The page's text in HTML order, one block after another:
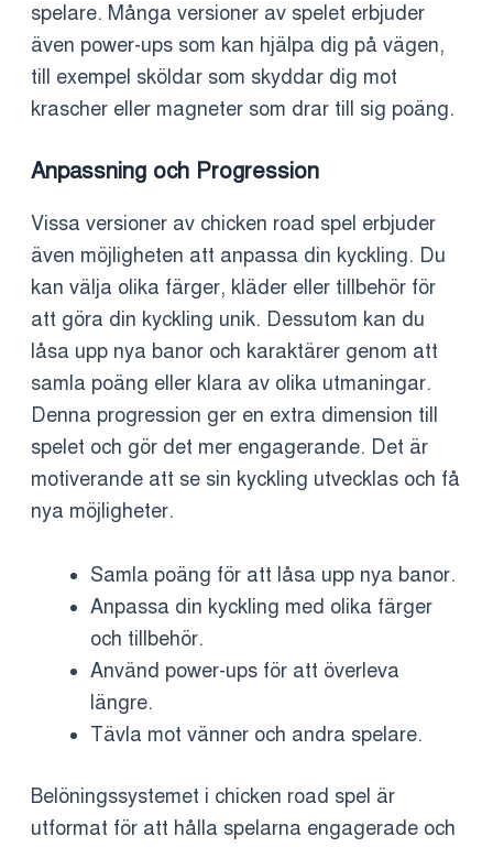
spelare. Många versioner av spelet erbjuder
även power-ups som kan hjälpa dig på vägen,
till exempel sköldar som skyddar dig mot
krascher eller magneter som drar till sig poäng.
Anpassning och Progression
Vissa versioner av chicken road spel erbjuder
även möjligheten att anpassa din kyckling. Du
kan välja olika färger, kläder eller tillbehör för
att göra din kyckling unik. Dessutom kan du
låsa upp nya banor och karaktärer genom att
samla poäng eller klara av olika utmaningar.
Denna progression ger en extra dimension till
spelet och gör det mer engagerande. Det är
motiverande att se sin kyckling utvecklas och få
nya möjligheter.
Samla poäng för att låsa upp nya banor.
Anpassa din kyckling med olika färger
och tillbehör.
Använd power-ups för att överleva
längre.
Tävla mot vänner och andra spelare.
Belöningssystemet i chicken road spel är
utformat för att hålla spelarna engagerade och